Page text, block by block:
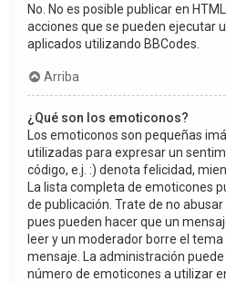
No. No es posible publicar en
acciones que se pueden ejecutar
aplicados utilizando BBCodes.
Arriba
¿Qué son los emoticonos?
Los emoticonos son pequeñas
utilizadas para expresar un
código, e.j. :) denota felicidad,
La lista completa de emoticones
de publicación. Trate de no
pues pueden hacer que un
leer y un moderador borre el
mensaje. La administración
número de emoticones a utilizar